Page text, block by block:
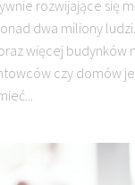
rozwijające się
dwa miliony
więcej budynków
czy domów